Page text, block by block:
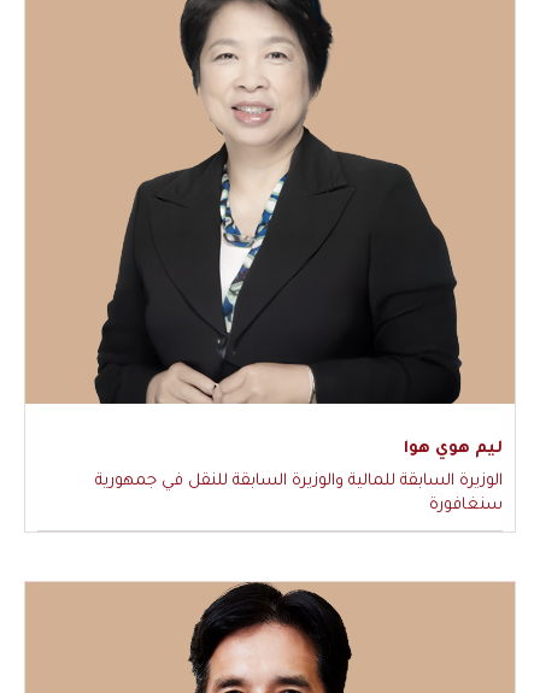
ليم هوي هوا
الوزيرة السابقة للمالية والوزيرة السابقة للنقل في جمهورية
سنغافورة